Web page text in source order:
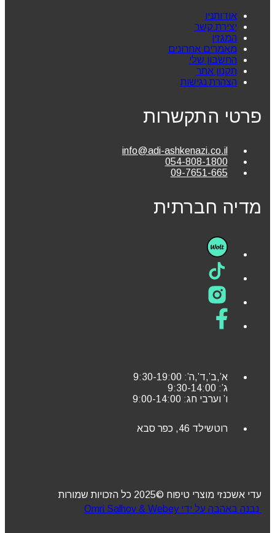
אודותניו
יצירת קשר
המגזין
מאמרים אחרונים
החשבון שלי
תקנון אתר
הצהרת נגישות
פרטי התקשרות
info@adi-ashkenazi.co.il
054-808-1800
09-7651-665
מדיה חברתית
א’,ב’,ד’,ה’: 9:30-19:00
ג’: 9:30-14:00
ו’ וערבי חג: 9:00-14:00
רוטשילד 46, כפר סבא
עדי אשכנזי מוצרי טיפוח ©2025 כל הזכויות שמורות
נבנה באהבה על ידי Omri Salhov & Webey